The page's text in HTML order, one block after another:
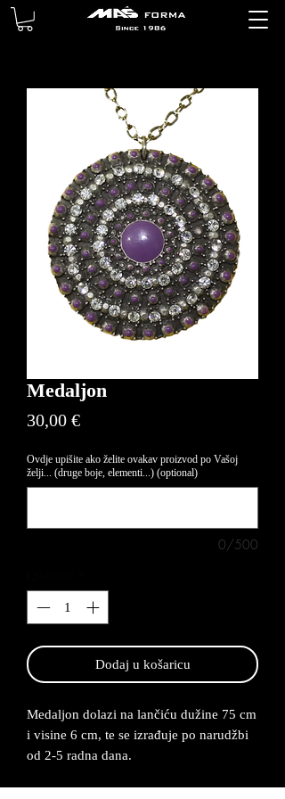
Medaljon
30,00 €Price
Ovdje upišite ako želite ovakav proizvod po Vašoj
želji... (druge boje, elementi...) (optional)
0/500
Dodaj u košaricu
Medaljon dolazi na lančiću dužine 75 cm
i visine 6 cm, te se izrađuje po narudžbi
od 2-5 radna dana.